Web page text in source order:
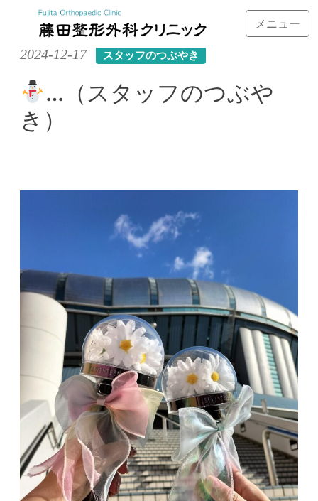
メニュー
2024-12-17 スタッフのつぶやき
…（スタッフのつぶや
き）